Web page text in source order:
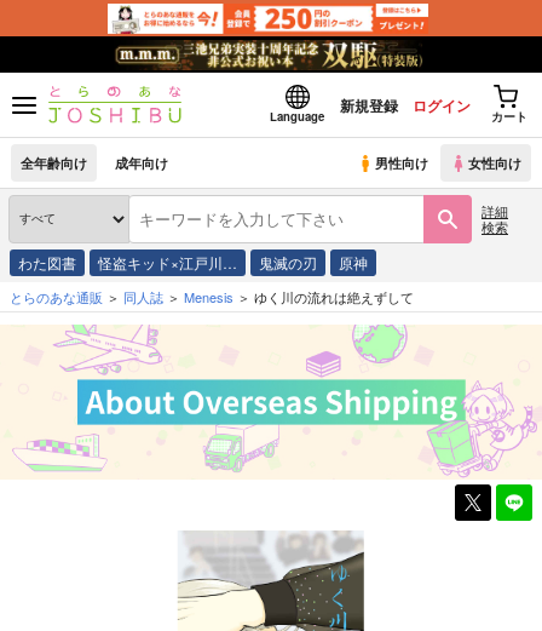
Language
新規登録 ログイン
カート
全年齢向け 成年向け 男性向け 女性向け
詳細
検索
わた図書 怪盗キッド×江戸川… 鬼滅の刃 原神
とらのあな通販 同人誌 Menesis ゆく川の流れは絶えずして